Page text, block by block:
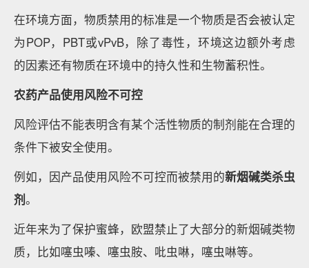
在环境方面，物质禁用的标准是一个物质是否会被认定
为POP，PBT或vPvB，除了毒性，环境这边额外考虑
的因素还有物质在环境中的持久性和生物蓄积性。
农药产品使用风险不可控
风险评估不能表明含有某个活性物质的制剂能在合理的
条件下被安全使用。
例如，因产品使用风险不可控而被禁用的新烟碱类杀虫
剂。
近年来为了保护蜜蜂，欧盟禁止了大部分的新烟碱类物
质，比如噻虫嗪、噻虫胺、吡虫啉，噻虫啉等。